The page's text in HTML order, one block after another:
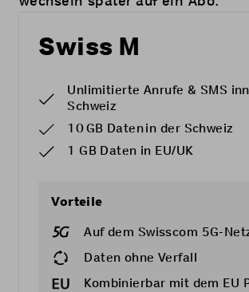
Swiss M
Unlimitierte Anrufe & SMS
Schweiz
10 GB Daten in der Schweiz
1 GB Daten in EU/UK
Vorteile
Auf dem Swisscom 5G-
Daten ohne Verfall
Kombinierbar mit dem EU